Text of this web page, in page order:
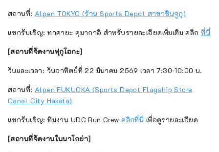
สถานที่: Alpen TOKYO (ร้าน Sports Depot สาขาชินจูกุ)
แขกรับเชิญ: ทาคายะ คุมากาอิ สำหรับรายละเอียดเพิ่มเติม คลิกที่นี่
[สถานที่จัดงานฟุกุโอกะ]
วันและเวลา: วันอาทิตย์ที่ 22 มีนาคม 2569 เวลา 7:30-10:00 น.
สถานที่: Alpen FUKUOKA (Sports Depot Flagship Store
Canal City Hakata)
แขกรับเชิญ: ทีมงาน UDC Run Crewคลิกที่นี่ เพื่อดูรายละเอียด
[สถานที่จัดงานในนาโกย่า]